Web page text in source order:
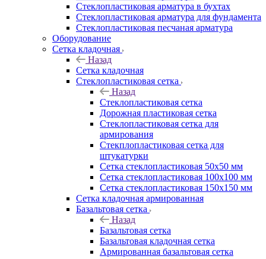
Стеклопластиковая арматура в бухтах
Стеклопластиковая арматура для фундамента
Стеклопластиковая песчаная арматура
Оборудование
Сетка кладочная
Назад
Сетка кладочная
Стеклопластиковая сетка
Назад
Стеклопластиковая сетка
Дорожная пластиковая сетка
Стеклопластиковая сетка для
армирования
Стекплопластиковая сетка для
штукатурки
Сетка стеклопластиковая 50x50 мм
Сетка стеклопластиковая 100x100 мм
Сетка стеклопластиковая 150x150 мм
Сетка кладочная армированная
Базальтовая сетка
Назад
Базальтовая сетка
Базальтовая кладочная сетка
Армированная базальтовая сетка